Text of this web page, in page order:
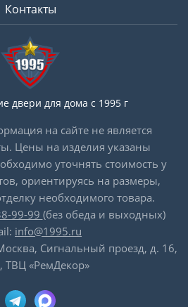
Контакты
двери для дома с 1995 г
на сайте не является
Цены на изделия указаны
уточнять стоимость у
ориентируясь на размеры,
необходимого товара.
99-99 (без обеда и выходных)
info@1995.ru
Сигнальный проезд, д. 16,
ТВЦ «РемДекор»